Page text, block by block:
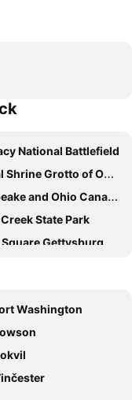
National Battlefield
Grotto of Our Lady of Lourdes
Ohio Canal National Historical Park
State Park
Gettysburg
Washington